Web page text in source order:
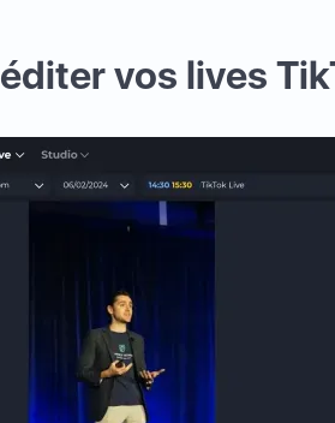
vos lives